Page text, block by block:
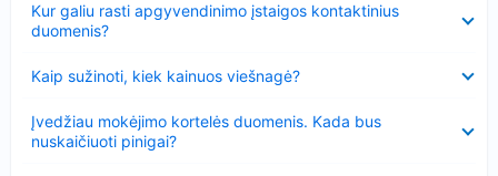
Kur galiu rasti apgyvendinimo įstaigos kontaktinius
duomenis?
Kaip sužinoti, kiek kainuos viešnagė?
Įvedžiau mokėjimo kortelės duomenis. Kada bus
nuskaičiuoti pinigai?